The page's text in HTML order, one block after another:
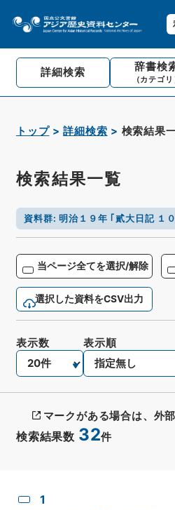
詳細検索 辞書検
（カテゴリ
トップ 詳細検索 検索結果
検索結果一覧
資料群: 明治１９年 ｢貳大日記 １
当ページ全てを選択/解除
選択した資料をCSV出力
検索結果数 32件
表示数 表示順
マークがある場合は、外
1